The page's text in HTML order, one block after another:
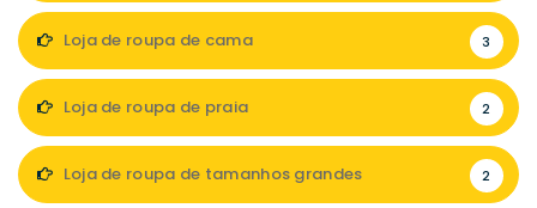
Loja de roupa de cama 3
Loja de roupa de praia 2
Loja de roupa de tamanhos grandes 2